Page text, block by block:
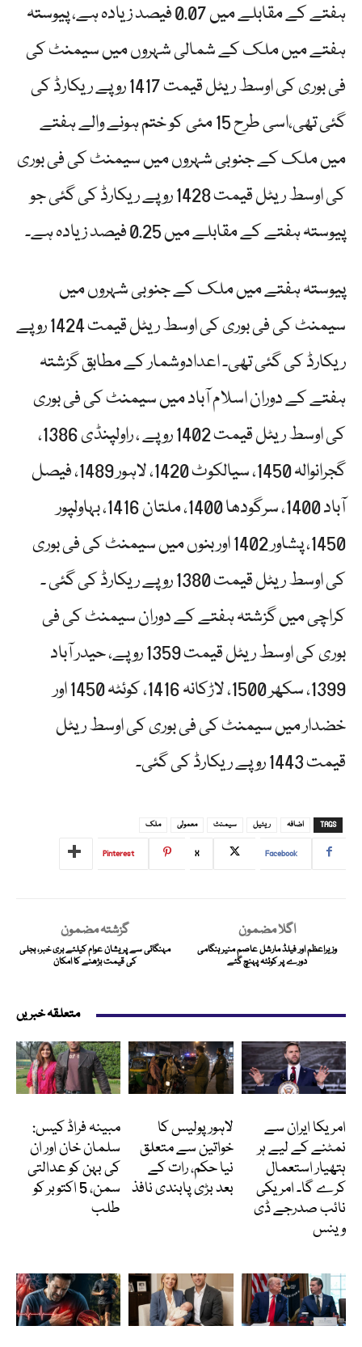
ہفتے کے مقابلے میں 0.07 فیصد زیادہ ہے، پیوستہ
ہفتے میں ملک کے شمالی شہروں میں سیمنٹ کی
فی بوری کی اوسط ریٹل قیمت 1417 روپے ریکارڈ کی
گئی تھی،اسی طرح 15 مئی کو ختم ہونے والے ہفتے
میں ملک کے جنوبی شہروں میں سیمنٹ کی فی بوری
کی اوسط ریٹل قیمت 1428 روپے ریکارڈ کی گئی جو
پیوستہ ہفتے کے مقابلے میں 0.25 فیصد زیادہ ہے۔
پیوستہ ہفتے میں ملک کے جنوبی شہروں میں
سیمنٹ کی فی بوری کی اوسط ریٹل قیمت 1424 روپے
ریکارڈ کی گئی تھی۔ اعدادوشمار کے مطابق گزشتہ
ہفتے کے دوران اسلام آباد میں سیمنٹ کی فی بوری
کی اوسط ریٹل قیمت 1402 روپے ، راولپنڈی 1386،
گجرانوالہ 1450، سیالکوٹ 1420، لاہور 1489، فیصل
آباد 1400، سرگودھا 1400، ملتان 1416، بہاولپور
1450، پشاور 1402 اور بنوں میں سیمنٹ کی فی بوری
کی اوسط ریٹل قیمت 1380 روپے ریکارڈ کی گئی ۔
کراچی میں گزشتہ ہفتے کے دوران سیمنٹ کی فی
بوری کی اوسط ریٹل قیمت 1359 روپے، حیدر آباد
1399، سکھر 1500، لاڑکانہ 1416، کوئٹہ 1450 اور
خضدار میں سیمنٹ کی فی بوری کی اوسط ریٹل
قیمت 1443 روپے ریکارڈ کی گئی۔
TAGS اضافہ ریٹیل سیمنٹ معمولی ملک
Facebook
X
Pinterest
گزشتہ مضمون
مہنگائی سے پریشان عوام کیلئے بری خبر، بجلی
کی قیمت بڑھنے کا امکان
اگلا مضمون
وزیراعظم اور فیلڈ مارشل عاصم منیر ہنگامی
دورے پر کوئٹہ پہنچ گئے
متعلقہ خبریں
امریکا ایران سے
نمٹنے کے لیے ہر
ہتھیار استعمال
کرے گا۔ امریکی
نائب صدرجے ڈی
وینس
لاہور پولیس کا
خواتین سے متعلق
نیا حکم، رات کے
بعد بڑی پابندی نافذ
مبینہ فراڈ کیس:
سلمان خان اور ان
کی بہن کو عدالتی
سمن، 5 اکتوبر کو
طلب